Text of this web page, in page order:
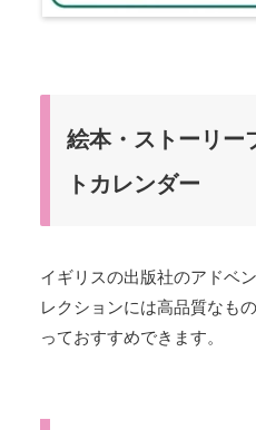
絵本・ストーリー
トカレンダー
イギリスの出版社のアドベ
レクションには高品質なも
っておすすめできます。